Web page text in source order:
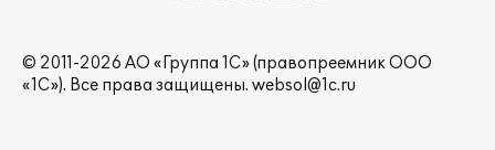
© 2011-2026 АО «Группа 1С» (правопреемник ООО
«1С»). Все права защищены. websol@1c.ru